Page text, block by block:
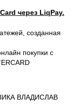
через LiqPay.
созданная
покупки с
ВЛАДИСЛАВ